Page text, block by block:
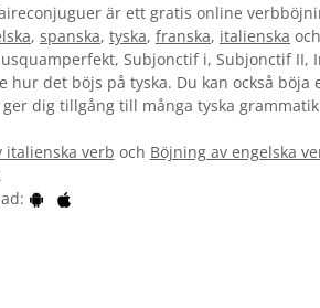
är ett gratis online
, spanska, tyska, franska, italienska
Subjonctif i, Subjonctif II,
hur det böjs på tyska. Du kan också böja
dig tillgång till många tyska
italienska verb och Böjning av engelska